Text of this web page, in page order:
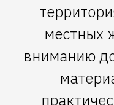
местных
вниманию